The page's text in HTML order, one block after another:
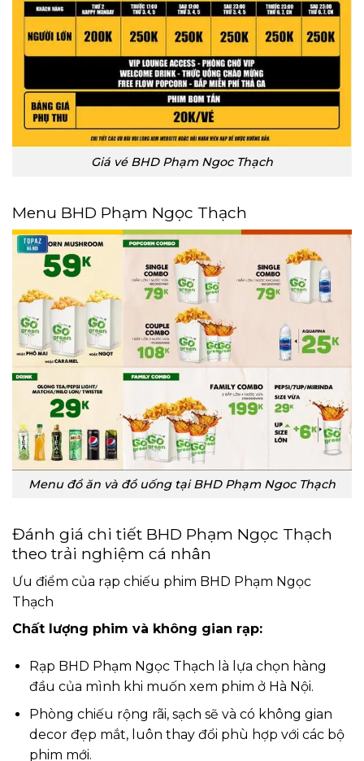
Giá vé BHD Phạm Ngoc Thạch
Menu BHD Phạm Ngọc Thạch
Menu đồ ăn và đồ uống tại BHD Phạm Ngoc Thạch
Đánh giá chi tiết BHD Phạm Ngọc Thạch
theo trải nghiệm cá nhân
Ưu điểm của rạp chiếu phim BHD Phạm Ngọc
Thạch
Chất lượng phim và không gian rạp:
Rạp BHD Phạm Ngọc Thạch là lựa chọn hàng
đầu của mình khi muốn xem phim ở Hà Nội.
Phòng chiếu rộng rãi, sạch sẽ và có không gian
decor đẹp mắt, luôn thay đổi phù hợp với các bộ
phim mới.